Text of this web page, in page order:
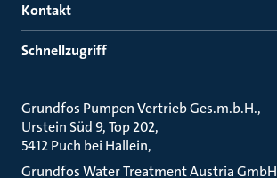
Kontakt
Schnellzugriff
Grundfos Pumpen Vertrieb Ges.m.b.H.
Urstein Süd 9, Top 202
5412 Puch bei Hallein
Grundfos Water Treatment Austria GmbH